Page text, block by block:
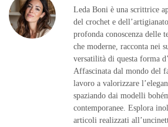
Leda Boni è una scrittrice
del crochet e
profonda conoscenza delle
che moderne, racconta nei
versatilità di questa forma
Affascinata dal mondo del
lavoro a valorizzare
spaziando dai modelli
contemporanee. Esplora
articoli realizzati